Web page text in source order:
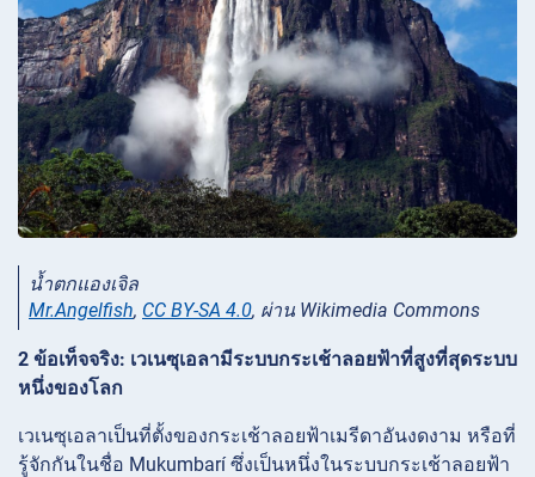
น้ำตกแองเจิล
Mr.Angelfish, CC BY-SA 4.0, ผ่าน Wikimedia Commons
2 ข้อเท็จจริง: เวเนซุเอลามีระบบกระเช้าลอยฟ้าที่สูงที่สุดระบบ
หนึ่งของโลก
เวเนซุเอลาเป็นที่ตั้งของกระเช้าลอยฟ้าเมรีดาอันงดงาม หรือที่
รู้จักกันในชื่อ Mukumbarí ซึ่งเป็นหนึ่งในระบบกระเช้าลอยฟ้า